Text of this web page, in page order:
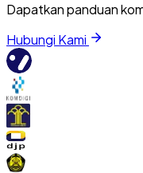
Dapatkan panduan
Hubungi Kami